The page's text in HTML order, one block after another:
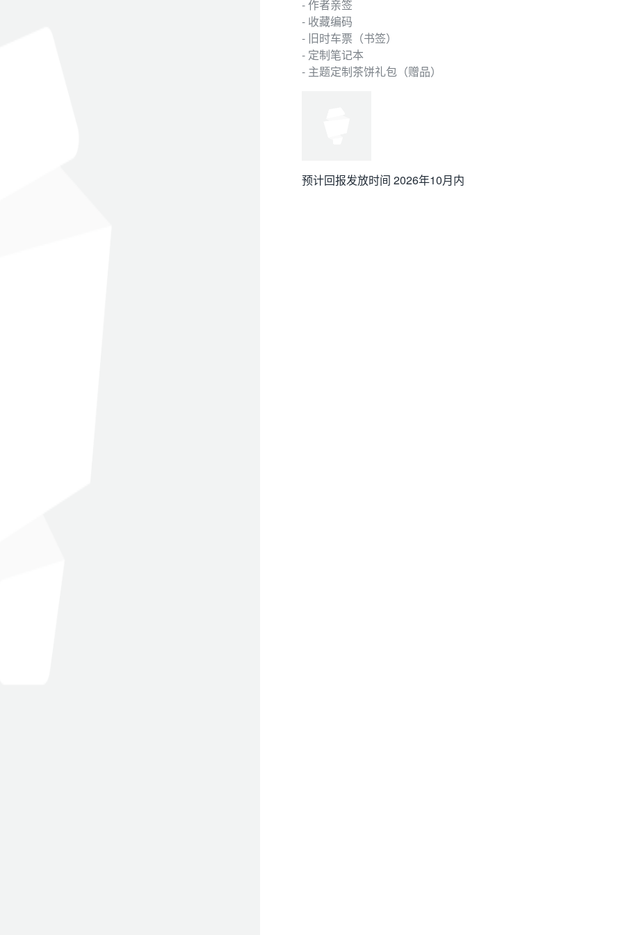
- 作者亲签
- 收藏编码
- 旧时车票（书签）
- 定制笔记本
- 主题定制茶饼礼包（赠品）
预计回报发放时间 2026年10月内